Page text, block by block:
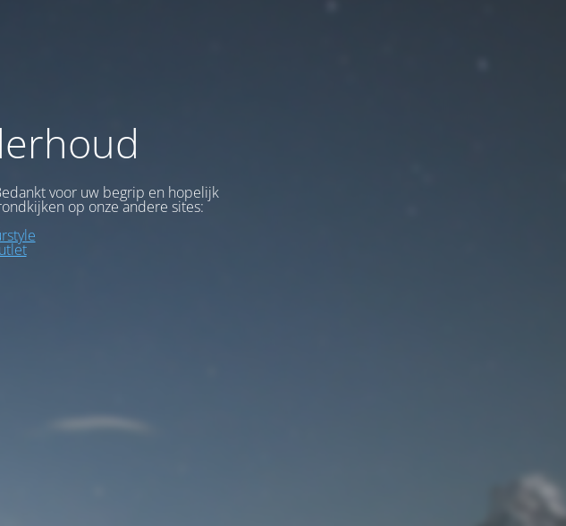
voor uw begrip en hopelijk
op onze andere sites: